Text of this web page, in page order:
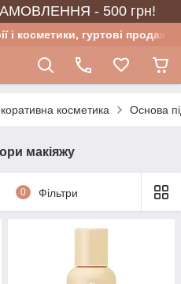
- 500 грн!
і косметики, гуртові продажі
косметика Основа
макіяжу
0 Фільтри